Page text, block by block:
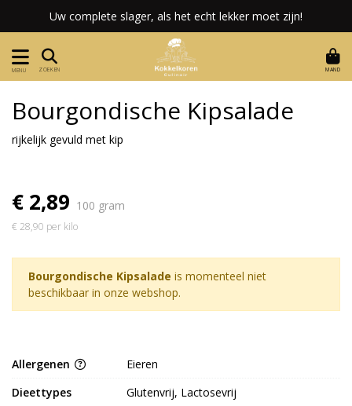
Uw complete slager, als het echt lekker moet zijn!
MENU ZOEKEN MAND
Bourgondische Kipsalade
rijkelijk gevuld met kip
€ 2,89 100 gram
€ 28,90 per kilo
Bourgondische Kipsalade is momenteel niet
beschikbaar in onze webshop.
Allergenen
Eieren
Dieettypes
Glutenvrij, Lactosevrij